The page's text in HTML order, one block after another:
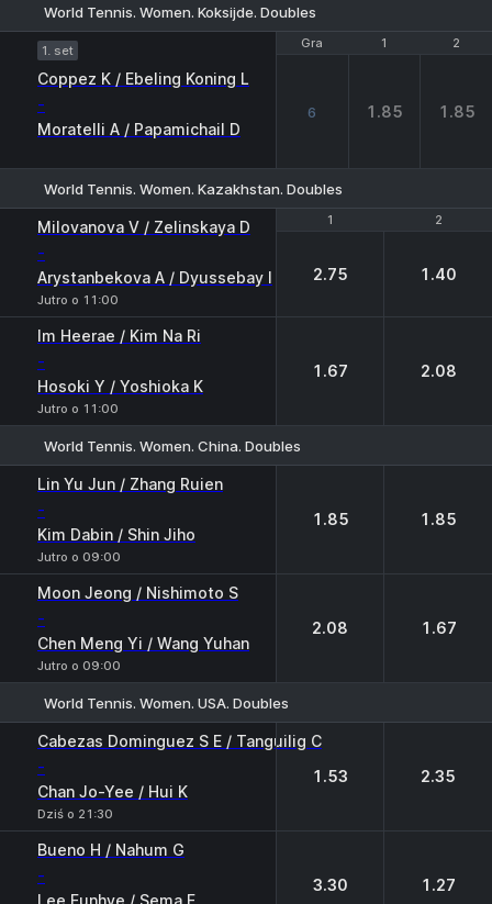
World Tennis. Women. Koksijde. Doubles
Gra 1 2
1. set
Coppez K / Ebeling Koning L
-
Moratelli A / Papamichail D
Gra 1 2
6 1.85 1.85
World Tennis. Women. Kazakhstan. Doubles
1 2
Milovanova V / Zelinskaya D
-
Arystanbekova A / Dyussebay I
Jutro o 11:00
1 2
2.75 1.40
Im Heerae / Kim Na Ri
-
Hosoki Y / Yoshioka K
Jutro o 11:00
1.67 2.08
World Tennis. Women. China. Doubles
Lin Yu Jun / Zhang Ruien
-
Kim Dabin / Shin Jiho
Jutro o 09:00
1.85 1.85
Moon Jeong / Nishimoto S
-
Chen Meng Yi / Wang Yuhan
Jutro o 09:00
2.08 1.67
World Tennis. Women. USA. Doubles
Cabezas Dominguez S E / Tanguilig C
-
Chan Jo-Yee / Hui K
Dziś o 21:30
1.53 2.35
Bueno H / Nahum G
-
Lee Eunhye / Sema E
3.30 1.27